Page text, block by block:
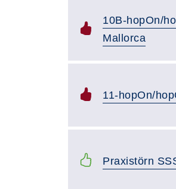
10B-hopOn/
Mallorca
11-hopOn/
Praxistörn